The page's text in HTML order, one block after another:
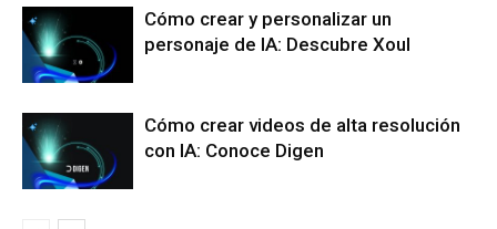
Cómo crear y personalizar un
personaje de IA: Descubre Xoul
Cómo crear videos de alta resolución
con IA: Conoce Digen